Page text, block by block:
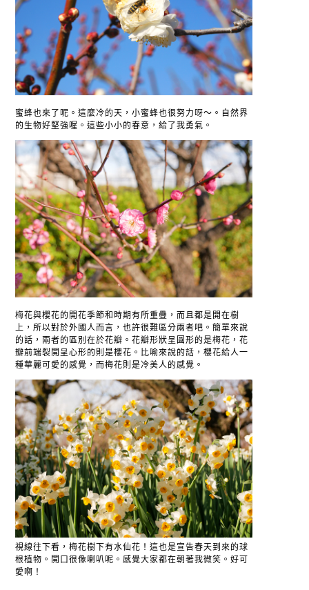
蜜蜂也來了呢。這麼冷的天，小蜜蜂也很努力呀～。自然界
的生物好堅強喔。這些小小的春意，給了我勇氣。
梅花與櫻花的開花季節和時期有所重疊，而且都是開在樹
上，所以對於外國人而言，也許很難區分兩者吧。簡單來說
的話，兩者的區別在於花瓣。花瓣形狀呈圓形的是梅花，花
瓣前端裂開呈心形的則是櫻花。比喻來說的話，櫻花給人一
種華麗可愛的感覺，而梅花則是冷美人的感覺。
視線往下看，梅花樹下有水仙花！這也是宣告春天到來的球
根植物。開口很像喇叭呢。感覺大家都在朝著我微笑。好可
愛啊！